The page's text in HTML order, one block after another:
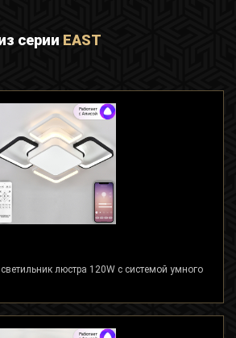
серии EAST
люстра 120W с системой умного